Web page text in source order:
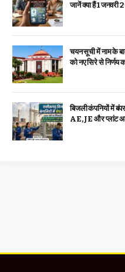
जानें क्या हैं 1 जनवरी
चयन सूची में नाम के बाद
को नए सिरे से निर्णय
बिजली कंपनियों में
AE, JE और प्लांट